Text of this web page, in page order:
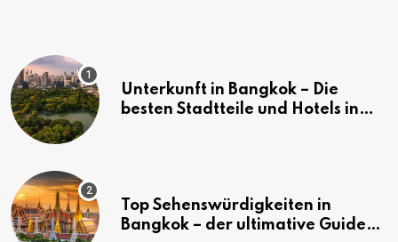
Unterkunft in Bangkok – Die
besten Stadtteile und Hotels in
Top Sehenswürdigkeiten in
Bangkok – der ultimative Guide